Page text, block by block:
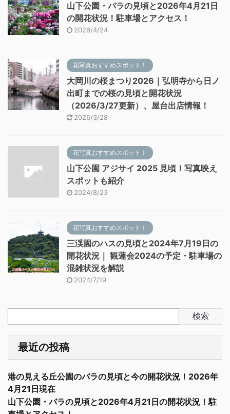
山下公園・バラの見頃と2026年4月21日
の開花状況！駐車場とアクセス！
2026/4/24
花写真おすすめスポット！
大岡川の桜まつり2026｜弘明寺から日ノ
出町までの桜の見頃と開花状況
（2026/3/27更新）、屋台出店情報！
2026/3/28
花写真おすすめスポット！
山下公園 アジサイ 2025 見頃！写真映え
スポットも紹介
2024/8/23
花写真おすすめスポット！
三渓園のハスの見頃と2024年7月19日の
開花状況｜ 観蓮会2024の予定・駐車場の
混雑状況を解説
2024/7/19
検索
最近の投稿
港の見える丘公園のバラの見頃と今の開花状況！2026年
4月21日現在
山下公園・バラの見頃と2026年4月21日の開花状況！駐